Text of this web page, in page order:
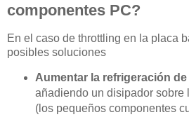
componentes PC?
En el caso de throttling en la placa
posibles soluciones
Aumentar la refrigeración
añadiendo un disipador sobre
(los pequeños componentes